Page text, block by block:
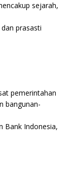
sejarah,
prasasti
pemerintahan
bangunan-
Bank Indonesia,